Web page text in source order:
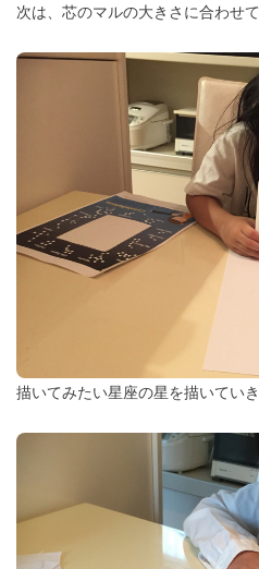
次は、芯のマルの大きさに合わせ
描いてみたい星座の星を描いてい